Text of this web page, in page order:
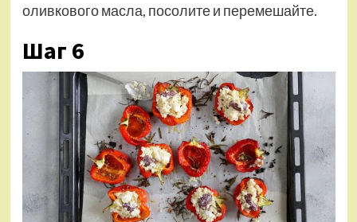
оливкового масла, посолите и перемешайте.
Шаг 6